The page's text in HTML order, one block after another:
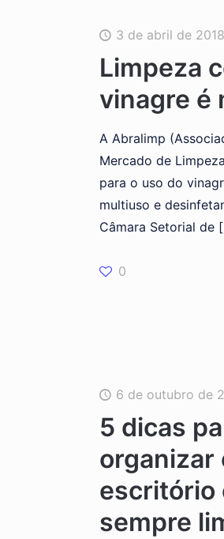
3 de abril de 2018
Limpeza
vinagre é
A Abralimp
Mercado de
para o uso do
multiuso e
Câmara Setorial de
0
6 de outubro de
5 dicas
organizar
escritório
sempre